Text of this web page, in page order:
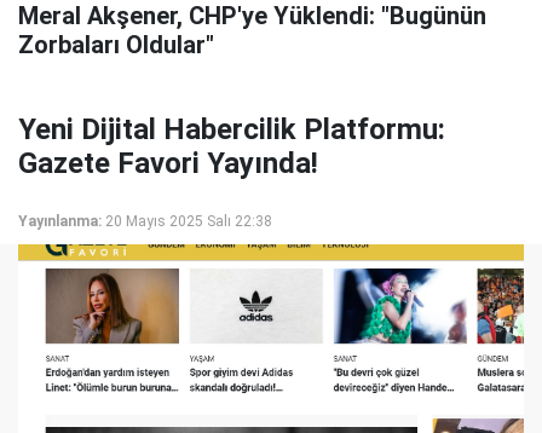
Meral Akşener, CHP'ye Yüklendi: "Bugünün
Zorbaları Oldular"
Yeni Dijital Habercilik Platformu:
Gazete Favori Yayında!
Yayınlanma: 20 Mayıs 2025 Salı 22:38